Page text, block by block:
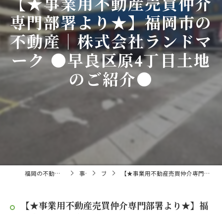
【★事業用不動産売買仲介
専門部署より★】福岡市の
不動産｜株式会社ランドマ
ーク ●早良区原4丁目土地
のご紹介●
福岡の不動産売買・仲介なら株式会社ランドマーク 事業内容 ブログ 【★事業用不動産売買仲介専門部署より★】福岡市の不動産｜株式会社ランドマーク ●早良区原4丁目土地のご紹介●
【★事業用不動産売買仲介専門部署より★】福